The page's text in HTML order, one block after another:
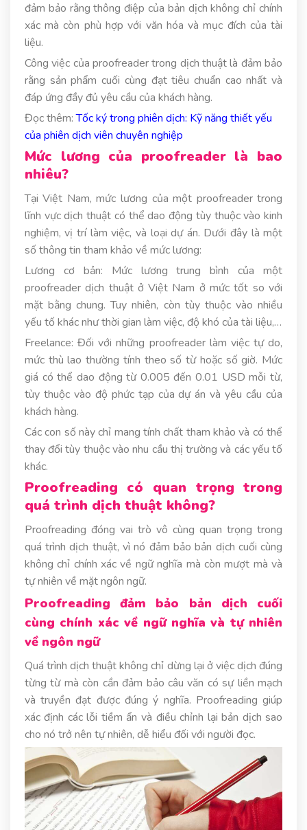
đảm bảo rằng thông điệp của bản dịch không chỉ chính
xác mà còn phù hợp với văn hóa và mục đích của tài
liệu.
Công việc của proofreader trong dịch thuật là đảm bảo
rằng sản phẩm cuối cùng đạt tiêu chuẩn cao nhất và
đáp ứng đầy đủ yêu cầu của khách hàng.
Đọc thêm:Tốc ký trong phiên dịch: Kỹ năng thiết yếu
của phiên dịch viên chuyên nghiệp
Mức lương của proofreader là bao
nhiêu?
Tại Việt Nam, mức lương của một proofreader trong
lĩnh vực dịch thuật có thể dao động tùy thuộc vào kinh
nghiệm, vị trí làm việc, và loại dự án. Dưới đây là một
số thông tin tham khảo về mức lương:
Lương cơ bản: Mức lương trung bình của một
proofreader dịch thuật ở Việt Nam ở mức tốt so với
mặt bằng chung. Tuy nhiên, còn tùy thuộc vào nhiều
yếu tố khác như thời gian làm việc, độ khó của tài liệu,…
Freelance: Đối với những proofreader làm việc tự do,
mức thù lao thường tính theo số từ hoặc số giờ. Mức
giá có thể dao động từ 0.005 đến 0.01 USD mỗi từ,
tùy thuộc vào độ phức tạp của dự án và yêu cầu của
khách hàng.
Các con số này chỉ mang tính chất tham khảo và có thể
thay đổi tùy thuộc vào nhu cầu thị trường và các yếu tố
khác.
Proofreading có quan trọng trong
quá trình dịch thuật không?
Proofreading đóng vai trò vô cùng quan trọng trong
quá trình dịch thuật, vì nó đảm bảo bản dịch cuối cùng
không chỉ chính xác về ngữ nghĩa mà còn mượt mà và
tự nhiên về mặt ngôn ngữ.
Proofreading đảm bảo bản dịch cuối
cùng chính xác về ngữ nghĩa và tự nhiên
về ngôn ngữ
Quá trình dịch thuật không chỉ dừng lại ở việc dịch đúng
từng từ mà còn cần đảm bảo câu văn có sự liền mạch
và truyền đạt được đúng ý nghĩa. Proofreading giúp
xác định các lỗi tiềm ẩn và điều chỉnh lại bản dịch sao
cho nó trở nên tự nhiên, dễ hiểu đối với người đọc.